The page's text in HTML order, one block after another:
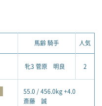
馬齢 騎手 人気
牝3 菅原 明良 2
55.0 / 456.0kg +4.0
斎藤 誠